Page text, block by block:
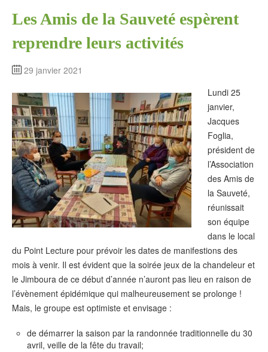
Les Amis de la Sauveté espèrent
reprendre leurs activités
29 janvier 2021
Lundi 25
janvier,
Jacques
Foglia,
président de
l’Association
des Amis de
la Sauveté,
réunissait
son équipe
dans le local
du Point Lecture pour prévoir les dates de manifestions des
mois à venir. Il est évident que la soirée jeux de la chandeleur et
le Jimboura de ce début d’année n’auront pas lieu en raison de
l’évènement épidémique qui malheureusement se prolonge !
Mais, le groupe est optimiste et envisage :
de démarrer la saison par la randonnée traditionnelle du 30
avril, veille de la fête du travail;